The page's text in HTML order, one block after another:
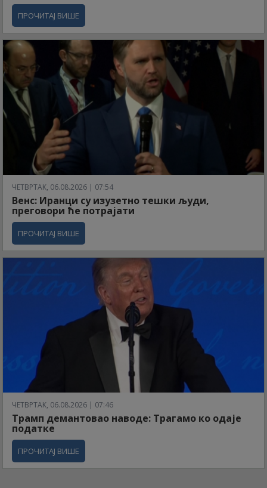
ПРОЧИТАЈ ВИШЕ
ЧЕТВРТАК, 06.08.2026 | 07:54
Венс: Иранци су изузетно тешки људи,
преговори ће потрајати
ПРОЧИТАЈ ВИШЕ
ЧЕТВРТАК, 06.08.2026 | 07:46
Трамп демантовао наводе: Трагамо ко одаје
податке
ПРОЧИТАЈ ВИШЕ